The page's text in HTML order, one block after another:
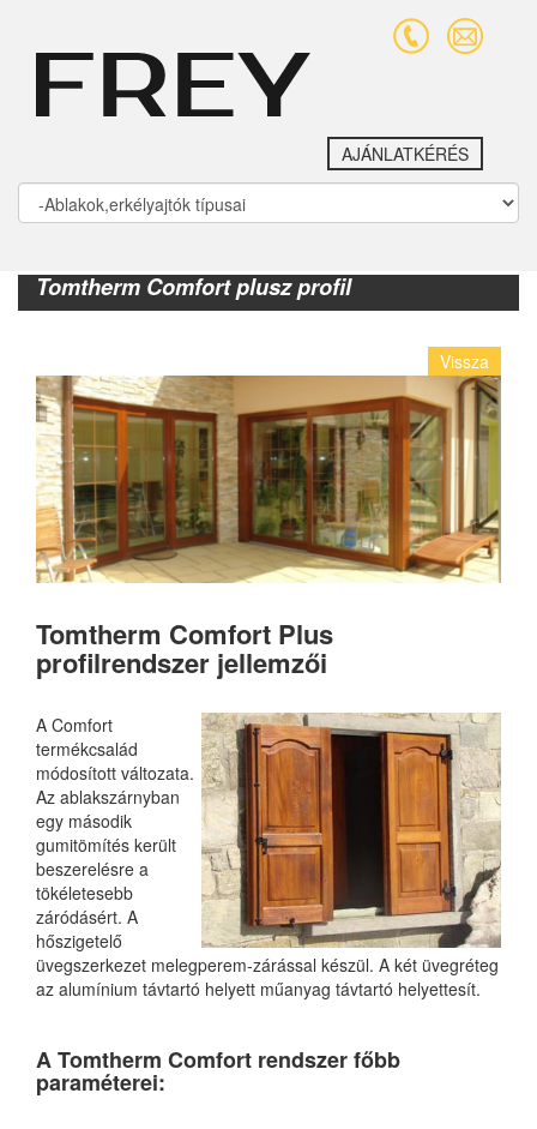
AJÁNLATKÉRÉS
Tomtherm Comfort plusz profil
Vissza
Tomtherm Comfort Plus
profilrendszer jellemzői
A Comfort
termékcsalád
módosított változata.
Az ablakszárnyban
egy második
gumitömítés került
beszerelésre a
tökéletesebb
záródásért. A
hőszigetelő
üvegszerkezet melegperem-zárással készül. A két üvegréteg
az alumínium távtartó helyett műanyag távtartó helyettesít.
A Tomtherm Comfort rendszer főbb
paraméterei: